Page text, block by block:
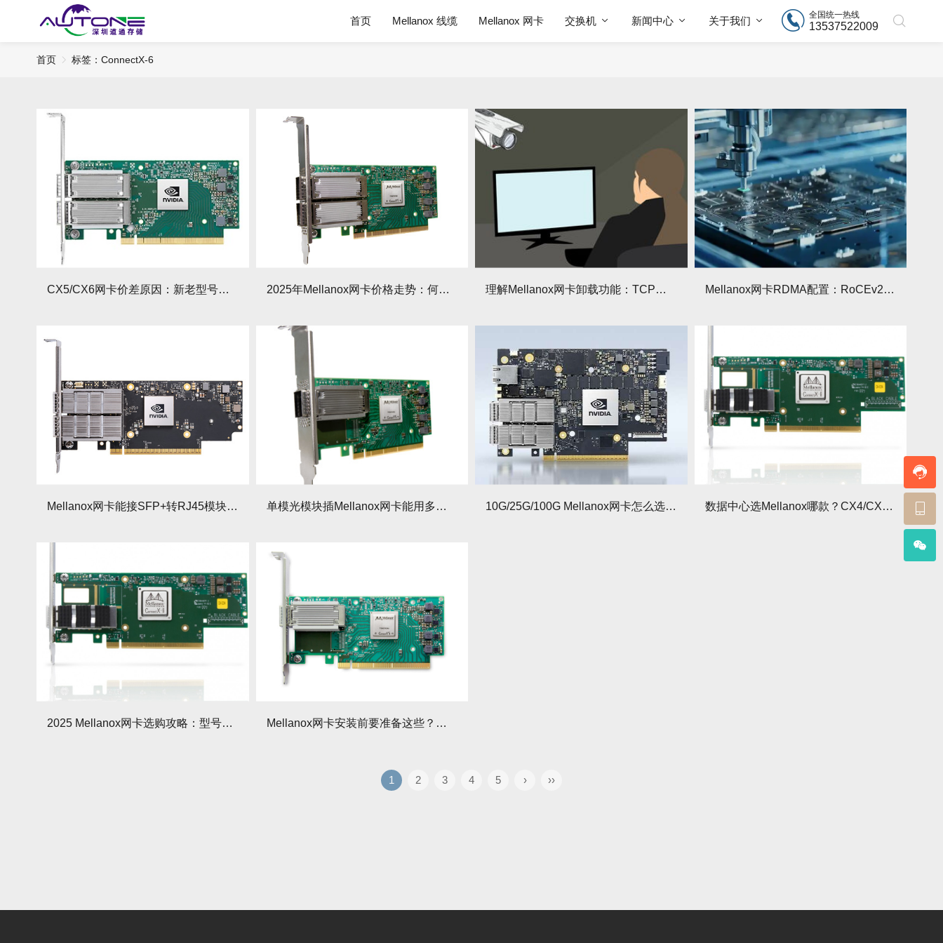
首页 Mellanox 线缆 Mellanox 网卡 交换机 新闻中心 关于我们
全国统一热线
13537522009
首页 标签：ConnectX-6
CX5/CX6网卡价差原因：新老型号性能对比 2025年Mellanox网卡价格走势：何时入手划算？有哪些影响价格的因素？ 理解Mellanox网卡卸载功能：TCP校验和/分段 Mellanox网卡RDMA配置：RoCEv2协议实战
Mellanox网卡能接SFP+转RJ45模块吗？速度影响 单模光模块插Mellanox网卡能用多模光纤吗？ 10G/25G/100G Mellanox网卡怎么选？看带宽需求 数据中心选Mellanox哪款？CX4/CX5/CX6区别大？
2025 Mellanox网卡选购攻略：型号对比+避坑点 Mellanox网卡安装前要准备这些？需要准备哪些硬件？
1 2 3 4 5 › ››